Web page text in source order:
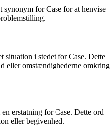
synonym for Case for at henvise
situation i stedet for Case. Dette
eller omstændighederne omkring
erstatning for Case. Dette ord
eller begivenhed.